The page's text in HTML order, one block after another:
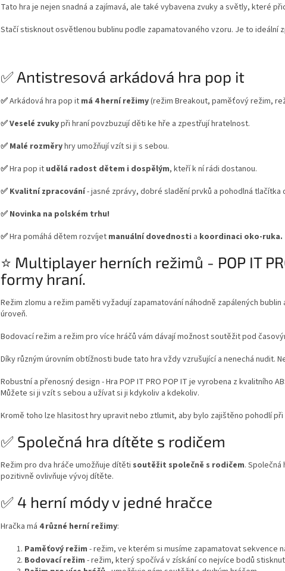
Tato hra je nejen snadná a zajímavá, ale také vybavena zvuky a světly, které
Stačí stisknout osvětlenou bublinu podle zapamatovaného vzoru. Je to
✅ Antistresová arkádová hra pop it
✅Arkádová hra pop it má 4 herní režimy(režim Breakout, paměťový režim,
✅ Veselé zvukypři hraní povzbuzují děti ke hře a zpestřují hratelnost.
✅ Malé rozměryhry umožňují vzít si ji s sebou.
✅Hra pop it udělá radost dětem i dospělým, kteří k ní rádi dostanou.
✅ Kvalitní zpracování- jasné zprávy, dobré sladění prvků a pohodlná tlačítka
✅ Novinka na polském trhu!
✅Hra pomáhá dětem rozvíjet manuální dovednosti a koordinaci oko-ruka.
⭐ Multiplayer herních režimů - POP IT
formy hraní.
Režim zlomu a režim paměti vyžadují zapamatování náhodně zapálených
úroveň.
Bodovací režim a režim pro více hráčů vám dávají možnost soutěžit pod
Díky různým úrovním obtížnosti bude tato hra vždy vzrušující a nenechá nudit.
Robustní a přenosný design - Hra POP IT PRO POP IT je vyrobena z kvalitního
Můžete si ji vzít s sebou a užívat si ji kdykoliv a kdekoliv.
Kromě toho lze hlasitost hry upravit nebo ztlumit, aby bylo zajištěno pohodlí při
✅ Společná hra dítěte s rodičem
Režim pro dva hráče umožňuje dítěti soutěžit společně s rodičem.
pozitivně ovlivňuje vývoj dítěte.
✅ 4 herní módy v jedné hračce
Hračka má 4 různé herní režimy:
Paměťový režim - režim, ve kterém si musíme zapamatovat sekvence
Bodovací režim - režim, který spočívá v získání co nejvíce bodů